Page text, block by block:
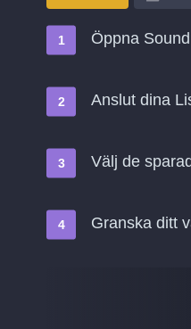
Öppna
Anslut dina
Välj de
Granska ditt